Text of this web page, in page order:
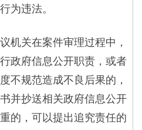
为违法。
关在案件审理过程中，
政府信息公开职责，或者
不规范造成不良后果的，
并抄送相关政府信息公开
的，可以提出追究责任的